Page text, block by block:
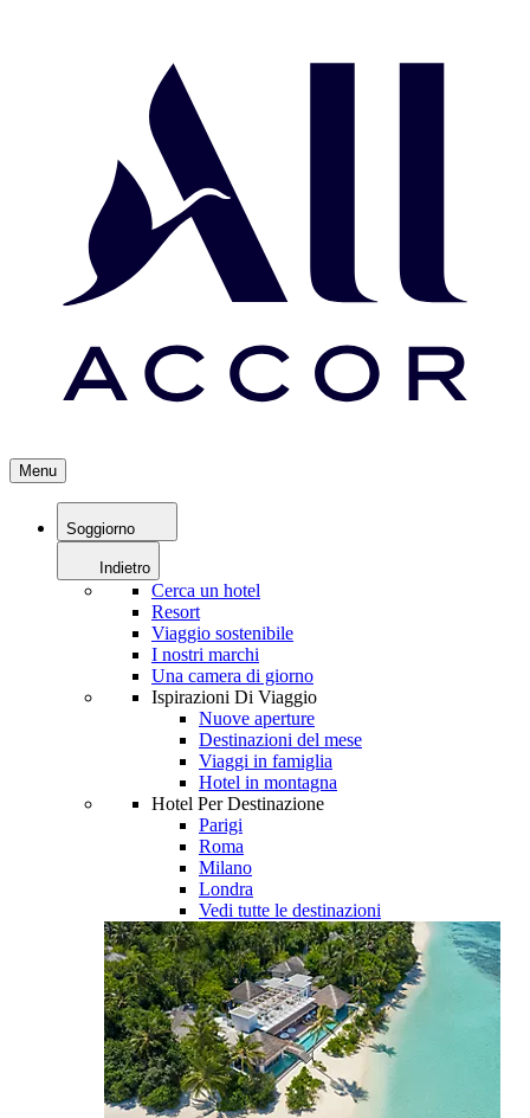
Menu
Soggiorno
Indietro
Cerca un hotel
Resort
Viaggio sostenibile
I nostri marchi
Una camera di giorno
Ispirazioni Di Viaggio
Nuove aperture
Destinazioni del mese
Viaggi in famiglia
Hotel in montagna
Hotel Per Destinazione
Parigi
Roma
Milano
Londra
Vedi tutte le destinazioni